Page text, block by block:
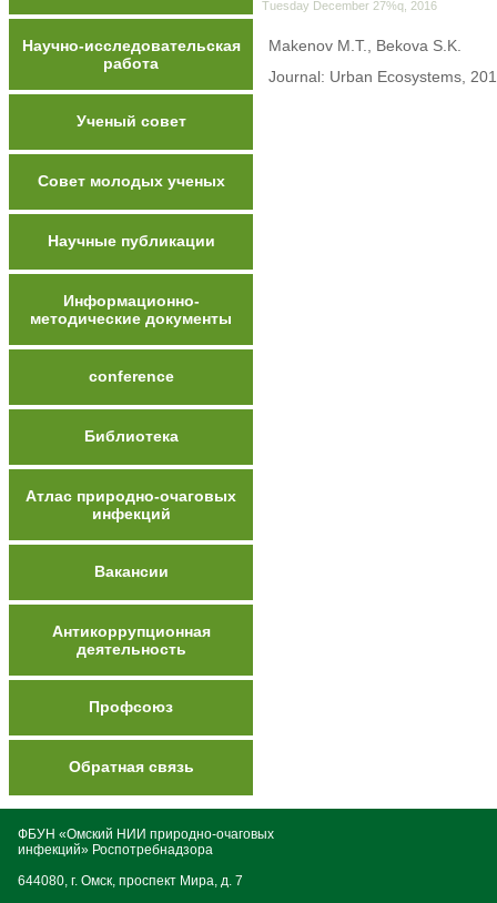
Научно-исследовательская
работа
Ученый совет
Совет молодых ученых
Научные публикации
Информационно-
методические документы
conference
Библиотека
Атлас природно-очаговых
инфекций
Вакансии
Антикоррупционная
деятельность
Профсоюз
Обратная связь
Tuesday December 27%q, 2016
Makenov M.T., Bekova S.K.
Journal: Urban Ecosystems,
ФБУН «Омский НИИ природно-очаговых
инфекций» Роспотребнадзора
644080, г. Омск, проспект Мира, д. 7